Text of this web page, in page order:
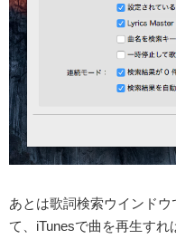
あとは歌詞検索ウインド
て、iTunesで曲を再生す